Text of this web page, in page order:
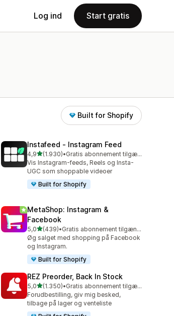
Log ind Start gratis
Built for Shopify
Instafeed ‑ Instagram Feed
4,9ud af 5 stjerner
(1.930)
1930 anmeldelser i alt
•
Gratis abonnement tilgængeligt
Vis Instagram-feeds, Reels og Insta-
UGC som shoppable videoer
Built for Shopify
MetaShop: Instagram &
Facebook
5,0ud af 5 stjerner
(439)
439 anmeldelser i alt
•
Gratis abonnement tilgængeligt
Øg salget med shopping på Facebook
og Instagram.
Built for Shopify
REZ Preorder, Back In Stock
5,0ud af 5 stjerner
(1.350)
1350 anmeldelser i alt
•
Gratis abonnement tilgængeligt
Forudbestilling, giv mig besked,
tilbage på lager og venteliste